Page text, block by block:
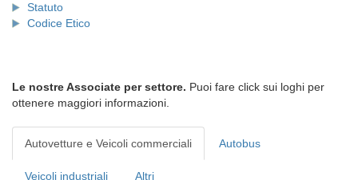
Statuto
Codice Etico
Le nostre Associate per settore. Puoi fare click sui loghi per
ottenere maggiori informazioni.
Autovetture e Veicoli commerciali Autobus
Veicoli industriali Altri